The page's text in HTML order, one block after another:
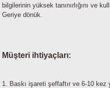
bilgilerinin yüksek tanınırlığını ve
Geriye dönük.
Müşteri ihtiyaçları:
1. Baskı işareti şeffaftır ve 6-10 kez